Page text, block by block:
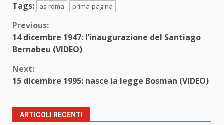
Tags: as roma prima-pagina
Continue
Reading
Previous:
14 dicembre 1947: l’inaugurazione del Santiago
Bernabeu (VIDEO)
Next:
15 dicembre 1995: nasce la legge Bosman (VIDEO)
ARTICOLI RECENTI